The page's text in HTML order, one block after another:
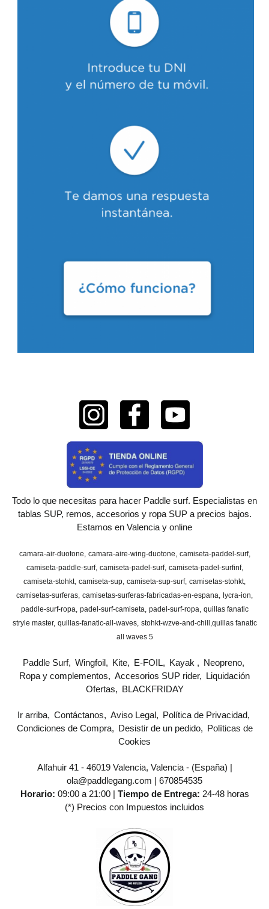
Todo lo que necesitas para hacer Paddle surf. Especialistas en
tablas SUP, remos, accesorios y ropa SUP a precios bajos.
Estamos en Valencia y online
camara-air-duotone camara-aire-wing-duotone camiseta-paddel-surf
camiseta-paddle-surf camiseta-padel-surf camiseta-padel-surfinf
camiseta-stohkt camiseta-sup camiseta-sup-surf camisetas-stohkt
camisetas-surferas camisetas-surferas-fabricadas-en-espana
lycra-ion
paddle-surf-ropa padel-surf-camiseta padel-surf-ropa quillas fanatic
stryle master quillas-fanatic-all-waves stohkt-wzve-and-chill
​quillas fanatic
all waves 5
Paddle Surf Wingfoil Kite E-FOIL Kayak
Neopreno
Ropa y complementos
Accesorios SUP rider
Liquidación
Ofertas
BLACKFRIDAY
Ir arriba Contáctanos Aviso Legal
Política de Privacidad
Condiciones de Compra
Desistir de un pedido
Políticas de
Cookies
Alfahuir 41 - 46019 Valencia, Valencia - (España) |
ola@paddlegang.com | 670854535
Horario: 09:00 a 21:00 | Tiempo de Entrega: 24-48 horas
(*) Precios con Impuestos incluidos